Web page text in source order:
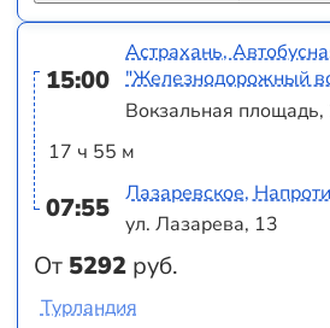
15:00
17 ч 55 м
07:55
От 5292 руб.
Астрахань,
"Железнодорожный
Вокзальная площадь,
Лазаревское,
ул. Лазарева, 13
Турландия